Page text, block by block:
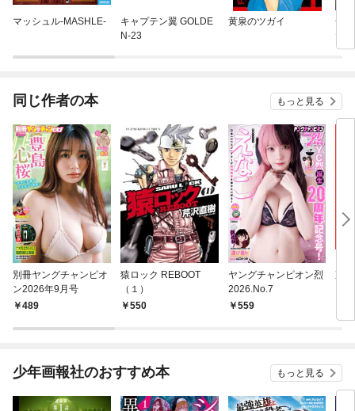
マッシュル-MASHLE-
キャプテン翼 GOLDE
N-23
黄泉のツガイ
一
た
強
同じ作者の本 もっと見る
別冊ヤングチャンピオ
ン2026年9月号
489
猿ロック REBOOT
（１）
550
ヤングチャンピオン烈
2026.No.7
559
東
少年画報社のおすすめ本 もっと見る